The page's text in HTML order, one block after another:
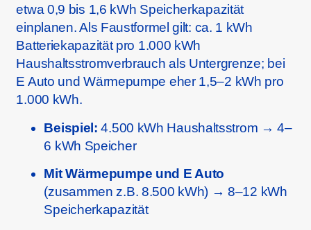
etwa 0,9 bis 1,6 kWh Speicherkapazität
einplanen. Als Faustformel gilt: ca. 1 kWh
Batteriekapazität pro 1.000 kWh
Haushaltsstromverbrauch als Untergrenze; bei
E Auto und Wärmepumpe eher 1,5–2 kWh pro
1.000 kWh.
Beispiel: 4.500 kWh Haushaltsstrom → 4–
6 kWh Speicher
Mit Wärmepumpe und E Auto
(zusammen z.B. 8.500 kWh) → 8–12 kWh
Speicherkapazität